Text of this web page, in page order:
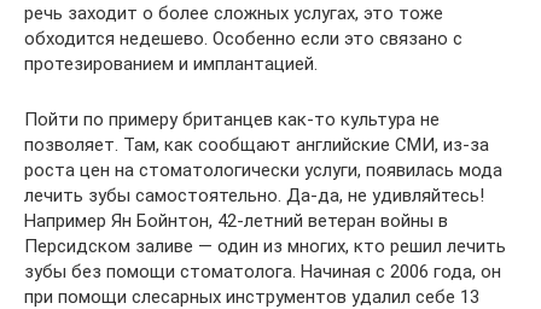
речь заходит о более сложных услугах, это тоже
обходится недешево. Особенно если это связано с
протезированием и имплантацией.
Пойти по примеру британцев как-то культура не
позволяет. Там, как сообщают английские СМИ, из-за
роста цен на стоматологически услуги, появилась мода
лечить зубы самостоятельно. Да-да, не удивляйтесь!
Например Ян Бойнтон, 42-летний ветеран войны в
Персидском заливе — один из многих, кто решил лечить
зубы без помощи стоматолога. Начиная с 2006 года, он
при помощи слесарных инструментов удалил себе 13